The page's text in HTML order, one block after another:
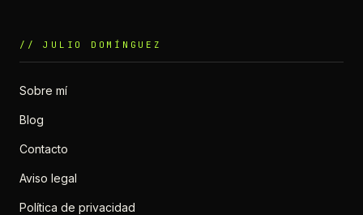
// JULIO DOMÍNGUEZ
Sobre mí
Blog
Contacto
Aviso legal
Política de privacidad